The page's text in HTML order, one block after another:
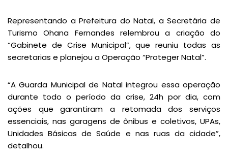
Representando a Prefeitura do Natal, a Secretária de
Turismo Ohana Fernandes relembrou a criação do
“Gabinete de Crise Municipal”, que reuniu todas as
secretarias e planejou a Operação “Proteger Natal”.
“A Guarda Municipal de Natal integrou essa operação
durante todo o período da crise, 24h por dia, com
ações que garantiram a retomada dos serviços
essenciais, nas garagens de ônibus e coletivos, UPAs,
Unidades Básicas de Saúde e nas ruas da cidade”,
detalhou.